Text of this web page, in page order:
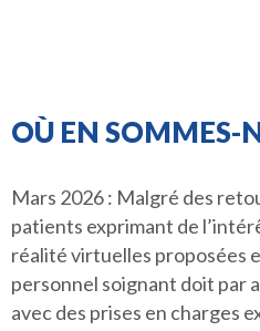
OÙ EN SOMMES-
Mars 2026 : Malgré des
patients exprimant de
réalité virtuelles proposées
personnel soignant doit par
avec des prises en charges